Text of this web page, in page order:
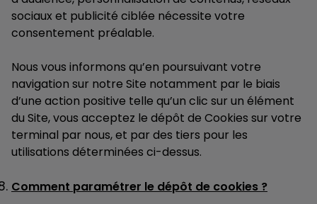
sociaux et publicité ciblée nécessite votre
consentement préalable.
Nous vous informons qu’en poursuivant votre
navigation sur notre Site notamment par le biais
d’une action positive telle qu’un clic sur un élément
du Site, vous acceptez le dépôt de Cookies sur votre
terminal par nous, et par des tiers pour les
utilisations déterminées ci-dessus.
Comment paramétrer le dépôt de cookies ?